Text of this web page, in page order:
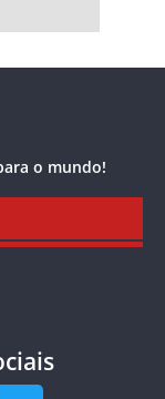
o mundo!